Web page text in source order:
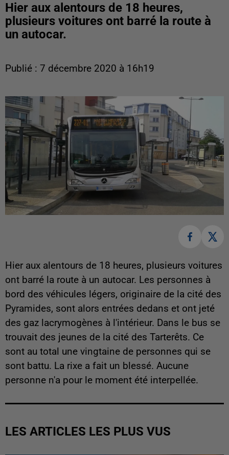
Hier aux alentours de 18 heures,
plusieurs voitures ont barré la route à
un autocar.
Publié : 7 décembre 2020 à 16h19
Hier aux alentours de 18 heures, plusieurs voitures
ont barré la route à un autocar. Les personnes à
bord des véhicules légers, originaire de la cité des
Pyramides, sont alors entrées dedans et ont jeté
des gaz lacrymogènes à l'intérieur. Dans le bus se
trouvait des jeunes de la cité des Tarterêts. Ce
sont au total une vingtaine de personnes qui se
sont battu. La rixe a fait un blessé. Aucune
personne n'a pour le moment été interpellée.
LES ARTICLES LES PLUS VUS